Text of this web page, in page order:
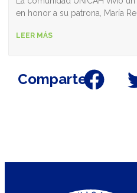
en honor a su patrona, María
LEER MÁS
Comparte: